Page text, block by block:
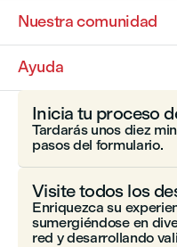
Nuestra comunidad
Ayuda
Inicia tu proceso
Tardarás unos diez
pasos del formulario.
Visite todos los
Enriquezca su
sumergiéndose en
red y desarrollando